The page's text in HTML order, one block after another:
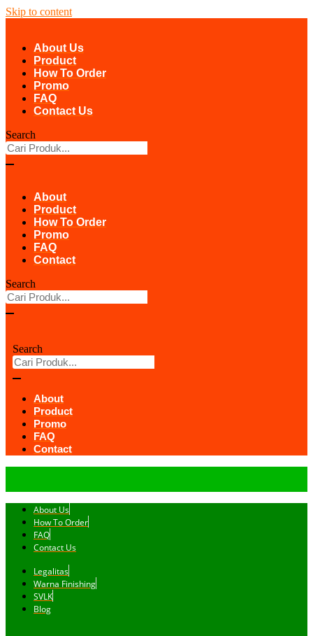
Skip to content
About Us
Product
How To Order
Promo
FAQ
Contact Us
Search
About
Product
How To Order
Promo
FAQ
Contact
Search
Search
About
Product
Promo
FAQ
Contact
About Us
How To Order
FAQ
Contact Us
Legalitas
Warna Finishing
SVLK
Blog